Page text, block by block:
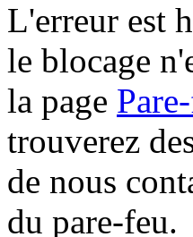
L'erreur est
le blocage
la page
trouverez
de nous
du pare-feu.